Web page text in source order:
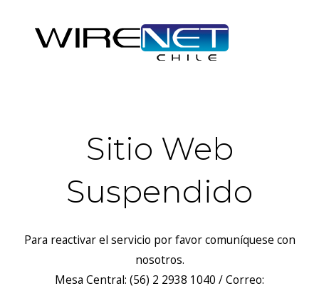
Sitio Web
Suspendido
Para reactivar el servicio por favor comuníquese con
nosotros.
Mesa Central: (56) 2 2938 1040 / Correo: